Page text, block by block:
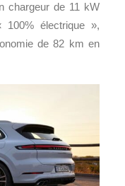
chargeur de 11 kW
électrique »,
de 82 km en